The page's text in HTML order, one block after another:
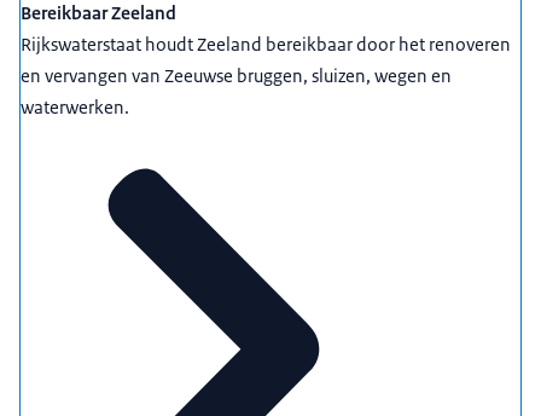
Bereikbaar Zeeland
Rijkswaterstaat houdt Zeeland bereikbaar door het renoveren
en vervangen van Zeeuwse bruggen, sluizen, wegen en
waterwerken.